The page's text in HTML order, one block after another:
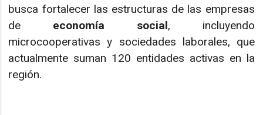
busca fortalecer las estructuras de las empresas
de economía social, incluyendo
microcooperativas y sociedades laborales, que
actualmente suman 120 entidades activas en la
región.